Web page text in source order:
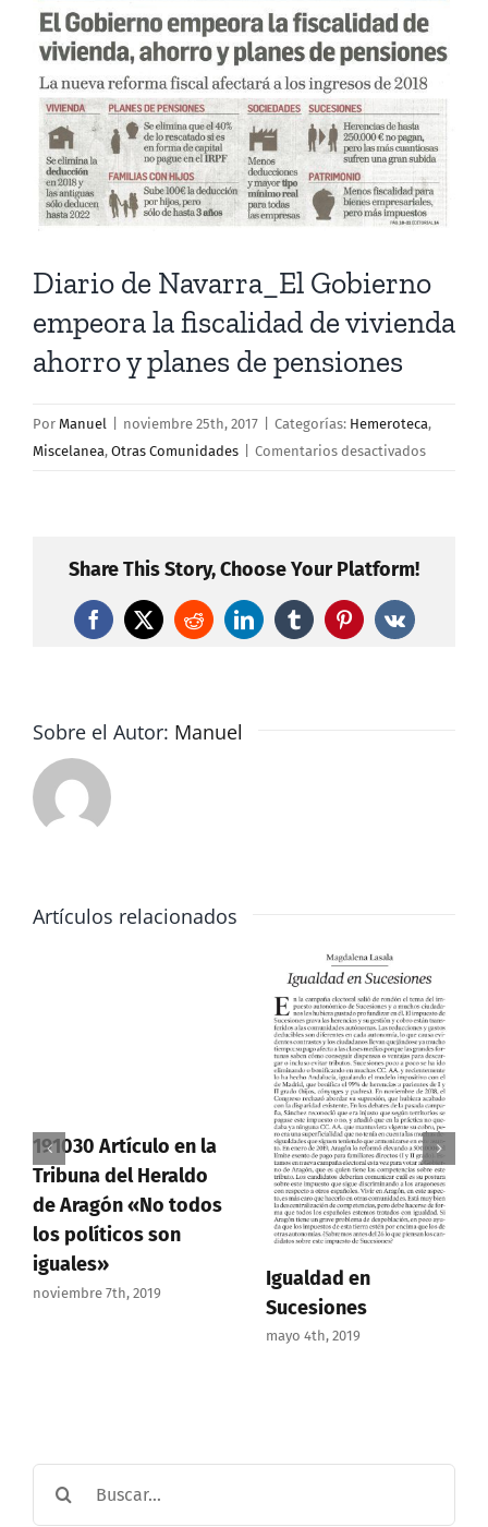
más
grande
Diario de Navarra_El Gobierno
empeora la fiscalidad de vivienda
ahorro y planes de pensiones
Por Manuel noviembre 25th, 2017 Categorías: Hemeroteca,
Miscelanea, Otras Comunidades Comentarios desactivadosen
Share This Story, Choose Your Platform!
Facebook
X RedditLinkedInTumblrPinterest
Vk
Sobre el Autor: Manuel
Artículos relacionados
191030 Artículo en la
Tribuna del Heraldo
de Aragón «No todos
los políticos son
iguales»
noviembre 7th, 2019
Igualdad en
Sucesiones
mayo 4th, 2019